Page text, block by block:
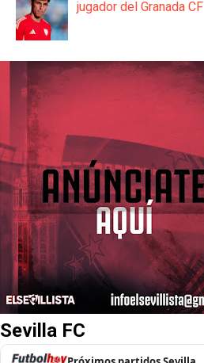
jugador del Granada CF
Sevilla FC